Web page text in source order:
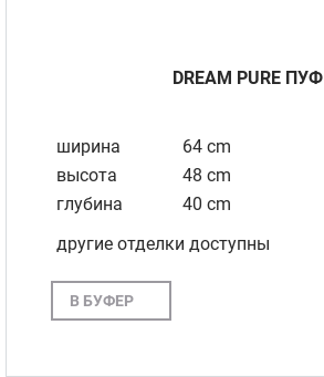
DREAM PURE ПУФ
ширина
64 cm
высота
48 cm
глубина
40 cm
другие отделки доступны
В БУФЕР